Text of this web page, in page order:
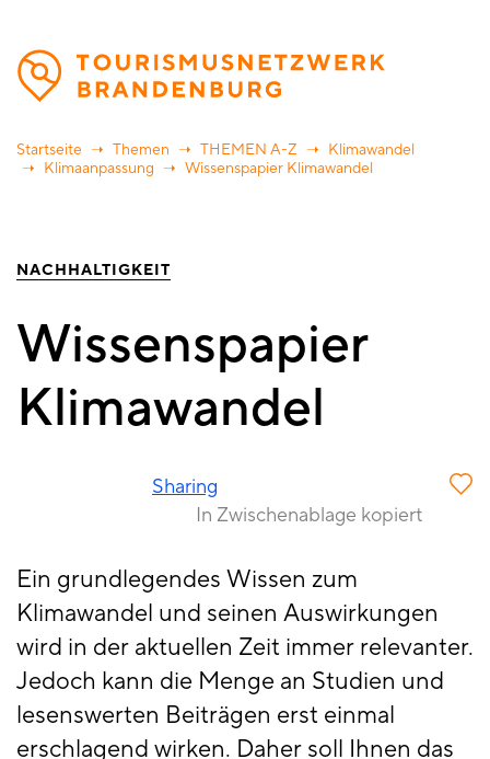
Direkt
zum
Inhalt
Startseite Themen THEMEN A-Z
Klimawandel
Klimaanpassung
Wissenspapier Klimawandel
NACHHALTIGKEIT
Wissenspapier
Klimawandel
Sharing
In Zwischenablage kopiert
Ein grundlegendes Wissen zum
Klimawandel und seinen Auswirkungen
wird in der aktuellen Zeit immer relevanter.
Jedoch kann die Menge an Studien und
lesenswerten Beiträgen erst einmal
erschlagend wirken. Daher soll Ihnen das